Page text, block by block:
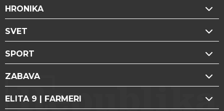
HRONIKA
SVET
SPORT
ZABAVA
ELITA 9 | FARMERI